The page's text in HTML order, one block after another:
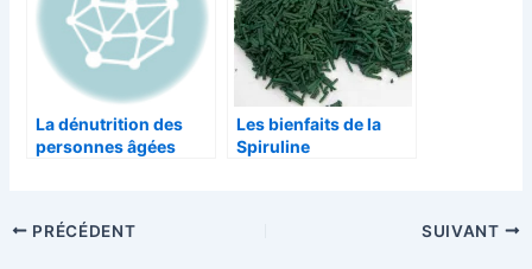
La dénutrition des
personnes âgées
Les bienfaits de la
Spiruline
PRÉCÉDENT SUIVANT